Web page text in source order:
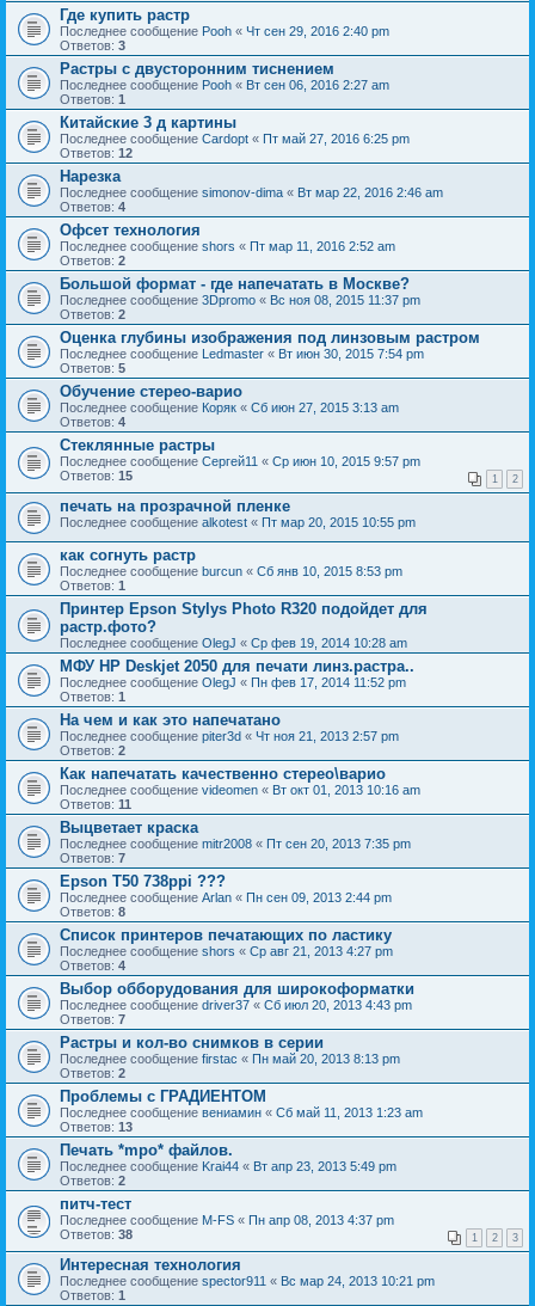
Где купить растр
Последнее сообщение Pooh « Чт сен 29, 2016 2:40 pm
Ответов: 3
Растры с двусторонним тиснением
Последнее сообщение Pooh « Вт сен 06, 2016 2:27 am
Ответов: 1
Китайские 3 д картины
Последнее сообщение Cardopt « Пт май 27, 2016 6:25 pm
Ответов: 12
Нарезка
Последнее сообщение simonov-dima « Вт мар 22, 2016 2:46 am
Ответов: 4
Офсет технология
Последнее сообщение shors « Пт мар 11, 2016 2:52 am
Ответов: 2
Большой формат - где напечатать в Москве?
Последнее сообщение 3Dpromo « Вс ноя 08, 2015 11:37 pm
Ответов: 2
Оценка глубины изображения под линзовым растром
Последнее сообщение Ledmaster « Вт июн 30, 2015 7:54 pm
Ответов: 5
Обучение стерео-варио
Последнее сообщение Коряк « Сб июн 27, 2015 3:13 am
Ответов: 4
Стеклянные растры
Последнее сообщение Сергей11 « Ср июн 10, 2015 9:57 pm
Ответов: 15 1 2
печать на прозрачной пленке
Последнее сообщение alkotest « Пт мар 20, 2015 10:55 pm
как согнуть растр
Последнее сообщение burcun « Сб янв 10, 2015 8:53 pm
Ответов: 1
Принтер Epson Stylys Photo R320 подойдет для
растр.фото?
Последнее сообщение OlegJ « Ср фев 19, 2014 10:28 am
МФУ HP Deskjet 2050 для печати линз.растра..
Последнее сообщение OlegJ « Пн фев 17, 2014 11:52 pm
Ответов: 1
На чем и как это напечатано
Последнее сообщение piter3d « Чт ноя 21, 2013 2:57 pm
Ответов: 2
Как напечатать качественно стерео\варио
Последнее сообщение videomen « Вт окт 01, 2013 10:16 am
Ответов: 11
Выцветает краска
Последнее сообщение mitr2008 « Пт сен 20, 2013 7:35 pm
Ответов: 7
Epson T50 738ppi ???
Последнее сообщение Arlan « Пн сен 09, 2013 2:44 pm
Ответов: 8
Список принтеров печатающих по ластику
Последнее сообщение shors « Ср авг 21, 2013 4:27 pm
Ответов: 4
Выбор обборудования для широкоформатки
Последнее сообщение driver37 « Сб июл 20, 2013 4:43 pm
Ответов: 7
Растры и кол-во снимков в серии
Последнее сообщение firstac « Пн май 20, 2013 8:13 pm
Ответов: 2
Проблемы с ГРАДИЕНТОМ
Последнее сообщение вениамин « Сб май 11, 2013 1:23 am
Ответов: 13
Печать *mpo* файлов.
Последнее сообщение Krai44 « Вт апр 23, 2013 5:49 pm
Ответов: 2
питч-тест
Последнее сообщение M-FS « Пн апр 08, 2013 4:37 pm
Ответов: 38 1 2 3
Интересная технология
Последнее сообщение spector911 « Вс мар 24, 2013 10:21 pm
Ответов: 1